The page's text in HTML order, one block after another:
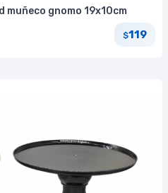
gnomo 19x10cm
$119